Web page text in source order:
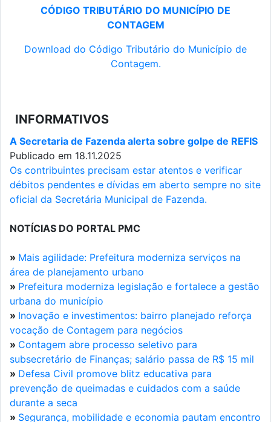
CÓDIGO TRIBUTÁRIO DO MUNICÍPIO DE
CONTAGEM
Download do Código Tributário do Município de
Contagem.
INFORMATIVOS
A Secretaria de Fazenda alerta sobre golpe de REFIS
Publicado em 18.11.2025
Os contribuintes precisam estar atentos e verificar
débitos pendentes e dívidas em aberto sempre no site
oficial da Secretária Municipal de Fazenda.
NOTÍCIAS DO PORTAL PMC
» Mais agilidade: Prefeitura moderniza serviços na
área de planejamento urbano
» Prefeitura moderniza legislação e fortalece a gestão
urbana do município
» Inovação e investimentos: bairro planejado reforça
vocação de Contagem para negócios
» Contagem abre processo seletivo para
subsecretário de Finanças; salário passa de R$ 15 mil
» Defesa Civil promove blitz educativa para
prevenção de queimadas e cuidados com a saúde
durante a seca
» Segurança, mobilidade e economia pautam encontro